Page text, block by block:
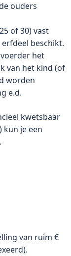
ouders
of 30) vast
beschikt.
het
van het kind (of
worden
e.d.
kwetsbaar
kun je een
van ruim €